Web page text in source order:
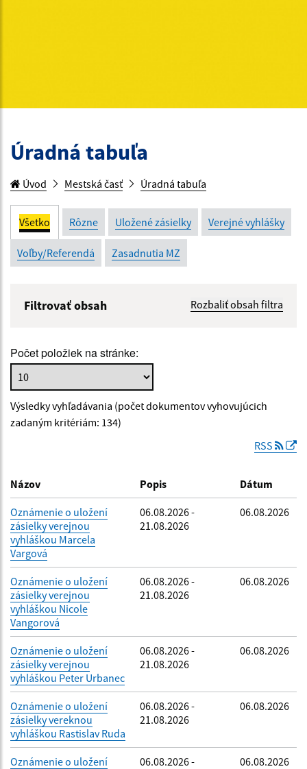
Úradná tabuľa
Úvod Mestská časť Úradná tabuľa
Všetko Rôzne Uložené zásielky Verejné vyhlášky
Voľby/Referendá Zasadnutia MZ
Filtrovať obsah Rozbaliť obsah filtra
Popis:
Dátum zverejnenia od:
Filtrovať
Počet položiek na stránke:
Výsledky vyhľadávania (počet dokumentov vyhovujúcich
zadaným kritériám: 134)
RSS
Názov Popis Dátum
Oznámenie o uložení
zásielky verejnou
vyhláškou Marcela
Vargová
06.08.2026 -
21.08.2026
06.08.2026
Oznámenie o uložení
zásielky verejnou
vyhláškou Nicole
Vangorová
06.08.2026 -
21.08.2026
06.08.2026
Oznámenie o uložení
zásielky verejnou
vyhláškou Peter Urbanec
06.08.2026 -
21.08.2026
06.08.2026
Oznámenie o uložení
zásielky vereknou
vyhláškou Rastislav Ruda
06.08.2026 -
21.08.2026
06.08.2026
Oznámenie o uložení
06.08.2026 -
06.08.2026